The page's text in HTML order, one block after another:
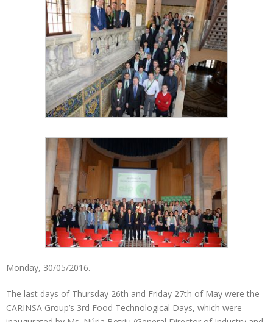
Monday, 30/05/2016.
The last days of Thursday 26th and Friday 27th of May were the
CARINSA Group’s 3rd Food Technological Days, which were